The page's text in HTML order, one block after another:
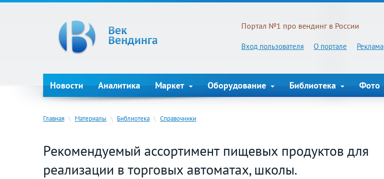
Портал №1 про вендинг в России
Вход пользователя О портале Реклама
Новости Аналитика Маркет Оборудование Библиотека Фото
Главная \ Материалы \ Библиотека \ Справочники
Рекомендуемый ассортимент пищевых продуктов для
реализации в торговых автоматах, школы.